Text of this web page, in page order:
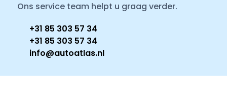
Ons service team helpt u graag verder.
+31 85 303 57 34
+31 85 303 57 34
info@autoatlas.nl